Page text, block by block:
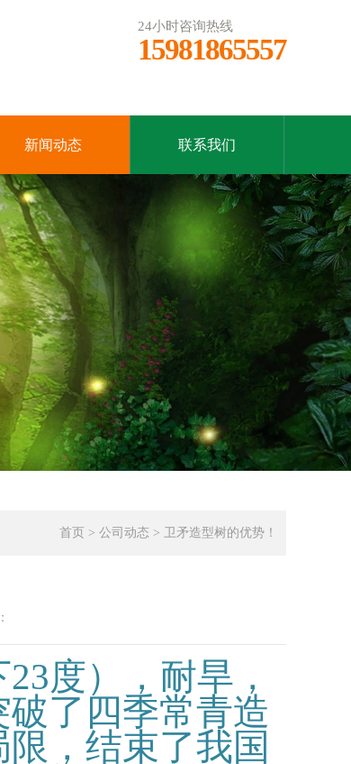
24小时咨询热线
15981865557
新闻动态 联系我们
首页 > 公司动态 > 卫矛造型树的优势！
23度），耐旱，
了四季常青造
，结束了我国